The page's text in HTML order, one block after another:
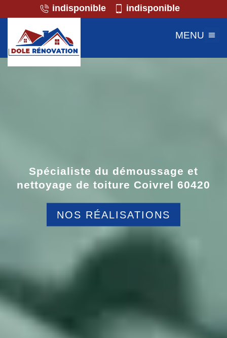
indisponible indisponible
MENU
Spécialiste du démoussage et
nettoyage de toiture Coivrel 60420
NOS RÉALISATIONS